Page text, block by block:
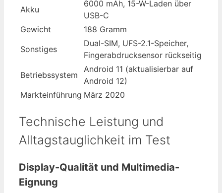
Akku
6000 mAh, 15-W-Laden über
USB-C
Gewicht
188 Gramm
Sonstiges
Dual-SIM, UFS-2.1-Speicher,
Fingerabdrucksensor rückseitig
Betriebssystem
Android 11 (aktualisierbar auf
Android 12)
Markteinführung März 2020
Technische Leistung und
Alltagstauglichkeit im Test
Display-Qualität und Multimedia-
Eignung